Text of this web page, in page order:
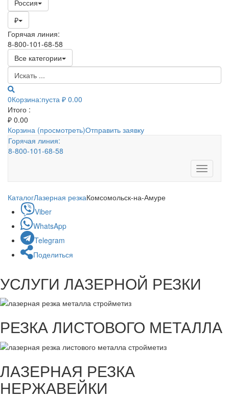
Россия
₽
Горячая линия:
8-800-101-68-58
Все категории
0Корзина:пуста ₽ 0.00
Итого :
₽ 0.00
Корзина (просмотреть)Отправить заявку
Горячая линия:
8-800-101-68-58
Toggle
КаталогЛазерная резкаКомсомольск-на-Амуре
Viber
WhatsApp
Telegram
Поделиться
УСЛУГИ ЛАЗЕРНОЙ РЕЗКИ
РЕЗКА ЛИСТОВОГО МЕТАЛЛА
ЛАЗЕРНАЯ РЕЗКА
НЕРЖАВЕЙКИ